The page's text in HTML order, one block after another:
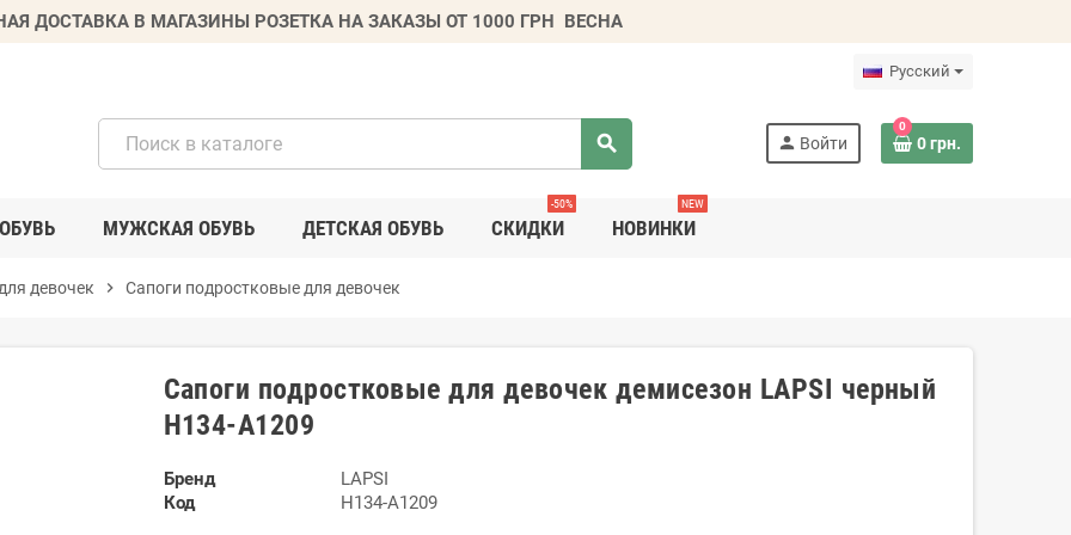
ДОСТАВКА В МАГАЗИНЫ РОЗЕТКА НА ЗАКАЗЫ ОТ 1000 ГРН ВЕСНА
Русский
search person Войти
0
0 грн.
МУЖСКАЯ ОБУВЬ ДЕТСКАЯ ОБУВЬ СКИДКИ
-50%
НОВИНКИ
NEW
девочек chevron_right Сапоги подростковые для девочек
Сапоги подростковые для девочек демисезон LAPSI черный
H134-A1209
Бренд
LAPSI
Код
H134-A1209